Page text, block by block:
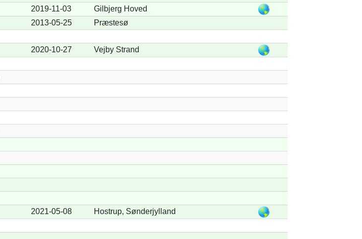
2019-11-03
Gilbjerg Hoved
2013-05-25
Præstesø
2020-10-27
Vejby Strand
2021-05-08
Hostrup, Sønderjylland